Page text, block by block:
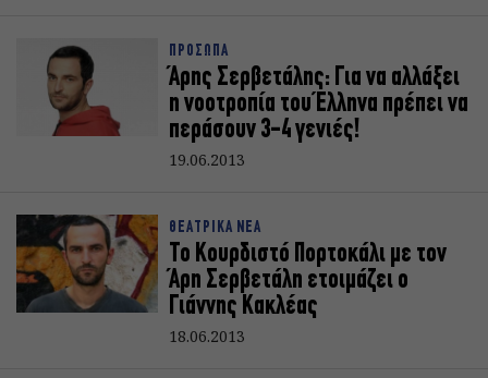
ΠΡΟΣΩΠΑ
Άρης Σερβετάλης: Για να αλλάξει
η νοοτροπία του Έλληνα πρέπει να
περάσουν 3-4 γενιές!
19.06.2013
ΘΕΑΤΡΙΚΑ ΝΕΑ
Το Κουρδιστό Πορτοκάλι με τον
Άρη Σερβετάλη ετοιμάζει ο
Γιάννης Κακλέας
18.06.2013